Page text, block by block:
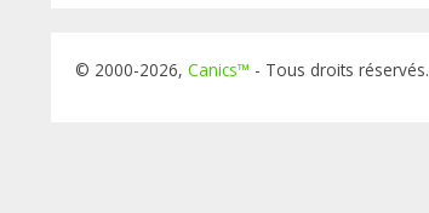
© 2000-2026, Canics™ - Tous droits réservés.